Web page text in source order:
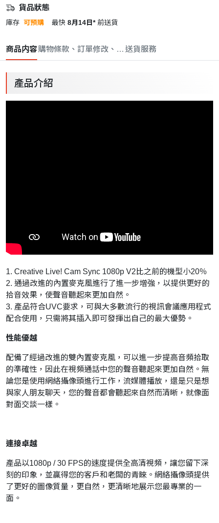
貨品狀態
庫存 可預購 最快 8月14日* 前送貨
商品内容購物條款、訂單修改、取消與退款政策
送貨服務
產品介紹
1. Creative Live! Cam Sync 1080p V2比之前的機型小20％
2. 通過改進的內置麥克風進行了進一步增強，以提供更好的
拾音效果，使聲音聽起來更加自然。
3. 產品符合UVC要求，可與大多數流行的視訊會議應用程式
配合使用，只需將其插入即可發揮出自己的最大優勢。
性能優越
配備了經過改進的雙內置麥克風，可以進一步提高音頻拾取
的準確性，因此在視頻通話中您的聲音聽起來更加自然。無
論您是使用網絡攝像頭進行工作，流媒體播放，還是只是想
與家人朋友聊天，您的聲音都會聽起來自然而清晰，就像面
對面交談一樣。
連接卓越
產品以1080p / 30 FPS的速度提供全高清視頻，讓您留下深
刻的印象，並贏得您的客戶和老闆的青睞。網絡攝像頭提供
了更好的圖像質量，更自然，更清晰地展示您最專業的一
面。